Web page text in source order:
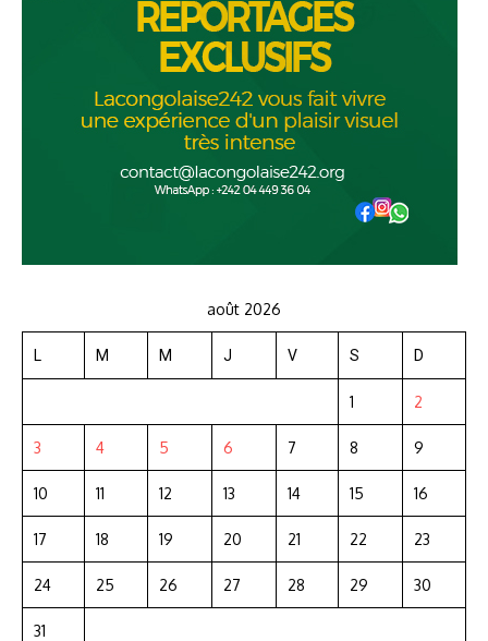
août 2026
L M M J V S D
1 2
3 4 5 6 7 8 9
10 11 12 13 14 15 16
17 18 19 20 21 22 23
24 25 26 27 28 29 30
31